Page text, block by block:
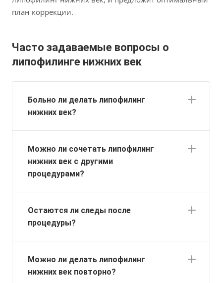
план коррекции.
Часто задаваемые вопросы о
липофилинге нижних век
Больно ли делать липофилинг
нижних век?
Можно ли сочетать липофилинг
нижних век с другими
процедурами?
Остаются ли следы после
процедуры?
Можно ли делать липофилинг
нижних век повторно?